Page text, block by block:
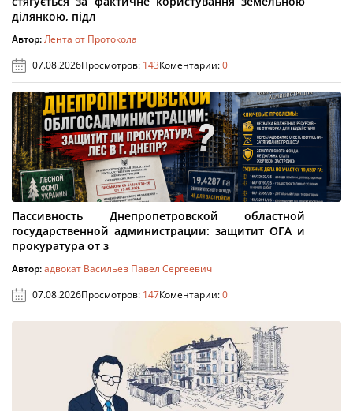
ділянкою, підл
Автор:Лента от Протокола
07.08.2026Просмотров: 143Коментарии:0
Пассивность Днепропетровской областной
государственной администрации: защитит ОГА и
прокуратура от з
Автор:адвокат Васильев Павел Сергеевич
07.08.2026Просмотров: 147Коментарии:0